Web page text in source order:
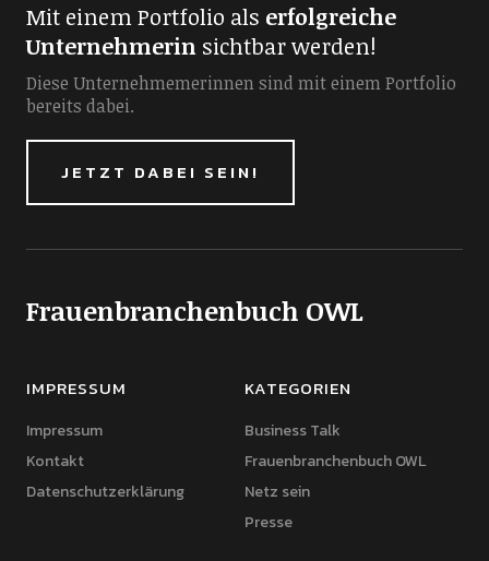
Mit einem Portfolio als erfolgreiche
Unternehmerinsichtbar werden!
Diese Unternehmemerinnen sind mit einem Portfolio
bereits dabei.
JETZT DABEI SEIN!
Frauenbranchenbuch OWL
IMPRESSUM
Impressum
Kontakt
Datenschutzerklärung
KATEGORIEN
Business Talk
Frauenbranchenbuch OWL
Netz sein
Presse